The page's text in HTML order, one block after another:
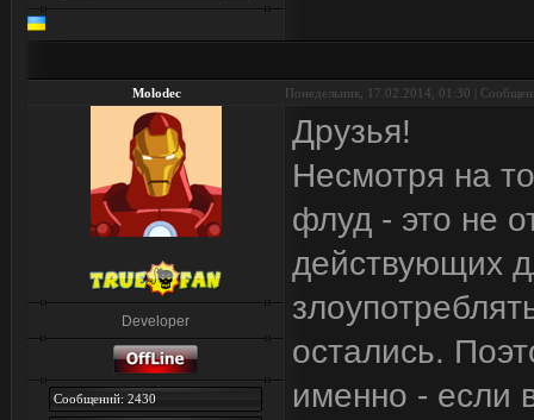
Molodec Понедельник, 17.02.2014, 01:30 |
Developer
Сообщений: 2430
Друзья!
Несмотря на
флуд - это не
действующих
остались.
именно - если